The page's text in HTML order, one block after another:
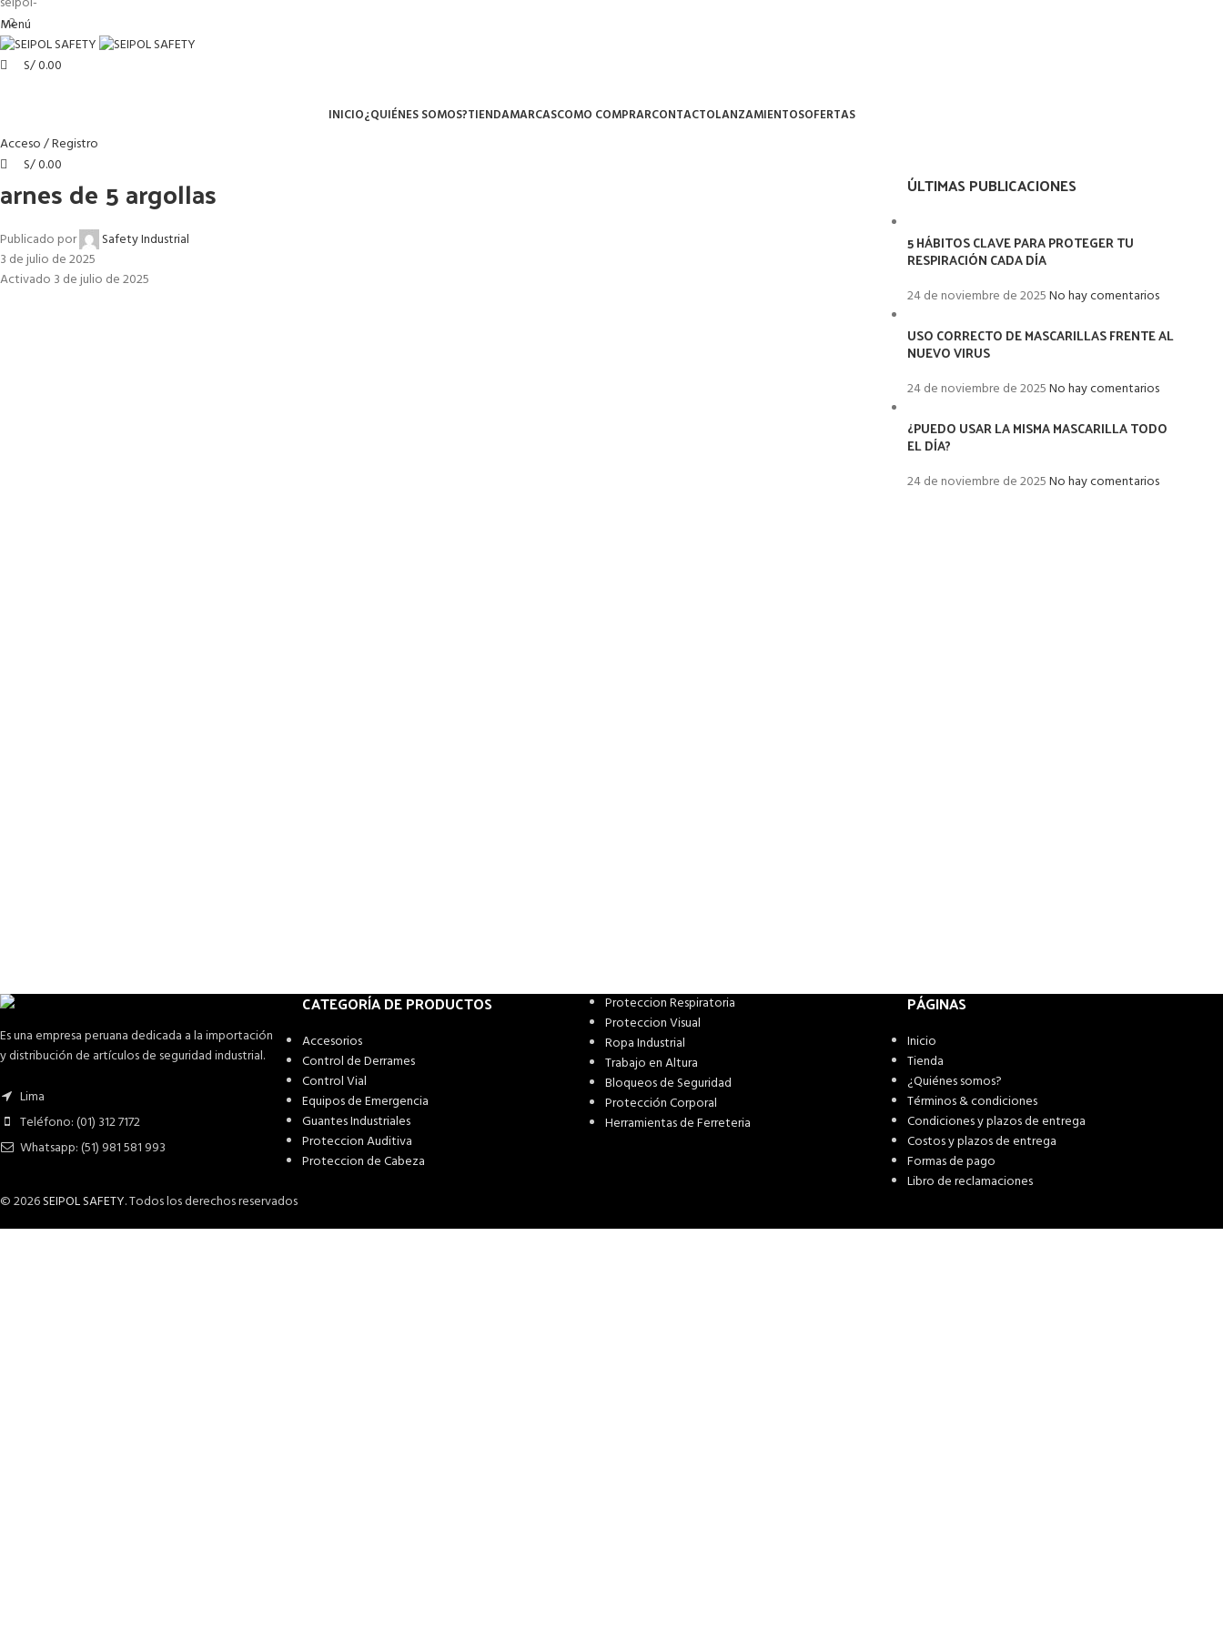
Menú
S/0.00
INICIO¿QUIÉNES SOMOS?TIENDAMARCASCOMO COMPRARCONTACTOLANZAMIENTOSOFERTAS
Acceso / Registro
S/0.00
arnes de 5 argollas
Publicado por
Safety Industrial
3 de julio de 2025
Activado 3 de julio de 2025
ÚLTIMAS PUBLICACIONES
5 HÁBITOS CLAVE PARA PROTEGER TU
RESPIRACIÓN CADA DÍA
24 de noviembre de 2025No hay comentarios
USO CORRECTO DE MASCARILLAS FRENTE AL
NUEVO VIRUS
24 de noviembre de 2025No hay comentarios
¿PUEDO USAR LA MISMA MASCARILLA TODO
EL DÍA?
24 de noviembre de 2025No hay comentarios
Es una empresa peruana dedicada a la importación
y distribución de artículos de seguridad industrial.
Lima
Teléfono: (01) 312 7172
Whatsapp: (51) 981 581 993
CATEGORÍA DE PRODUCTOS
Accesorios
Control de Derrames
Control Vial
Equipos de Emergencia
Guantes Industriales
Proteccion Auditiva
Proteccion de Cabeza
Proteccion Respiratoria
Proteccion Visual
Ropa Industrial
Trabajo en Altura
Bloqueos de Seguridad
Protección Corporal
Herramientas de Ferreteria
PÁGINAS
Inicio
Tienda
¿Quiénes somos?
Términos & condiciones
Condiciones y plazos de entrega
Costos y plazos de entrega
Formas de pago
Libro de reclamaciones
© 2026SEIPOL SAFETY. Todos los derechos reservados